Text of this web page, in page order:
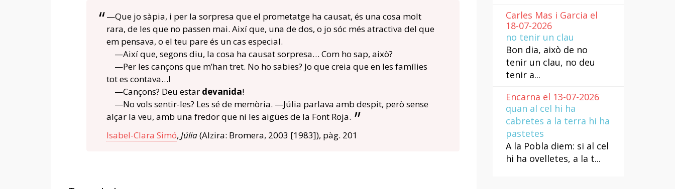
—Que jo sàpia, i per la sorpresa que el prometatge ha causat, és una cosa molt
rara, de les que no passen mai. Així que, una de dos, o jo sóc més atractiva del que
em pensava, o el teu pare és un cas especial.
—Així que, segons diu, la cosa ha causat sorpresa… Com ho sap, això?
—Per les cançons que m’han tret. No ho sabies? Jo que creia que en les famílies
tot es contava…!
—Cançons? Deu estar devanida!
—No vols sentir-les? Les sé de memòria. —Júlia parlava amb despit, però sense
alçar la veu, amb una fredor que ni les aigües de la Font Roja.
Isabel-Clara Simó, Júlia(Alzira: Bromera, 2003 [1983]), pàg. 201
Carles Mas i Garcia el
18-07-2026
no tenir un clau
Bon dia, això de no
tenir un clau, no deu
tenir a...
Encarna el 13-07-2026
quan al cel hi ha
cabretes a la terra hi ha
pastetes
A la Pobla diem: si al cel
hi ha ovelletes, a la t...